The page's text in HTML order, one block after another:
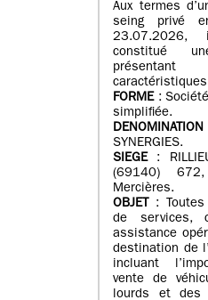
Aux termes
seing privé
constitué
FORME:
simplifiée.
DENOMINATION
SYNERGIES.
SIEGE:
(69140)
Mercières.
OBJET
:
de services,
assistance
destination de
incluant
vente de
lourds et des